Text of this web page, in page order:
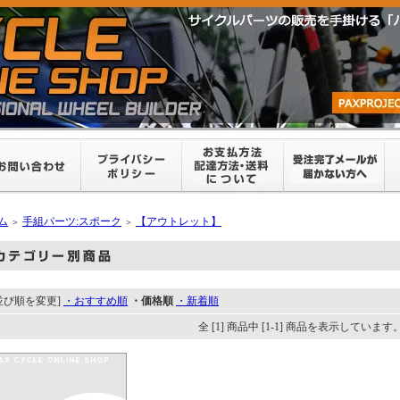
＞ 手組パーツ:スポーク ＞ 【アウトレット】
び順を変更] ・おすすめ順 ・価格順 ・新着順
全 [1] 商品中 [1-1] 商品を表示しています